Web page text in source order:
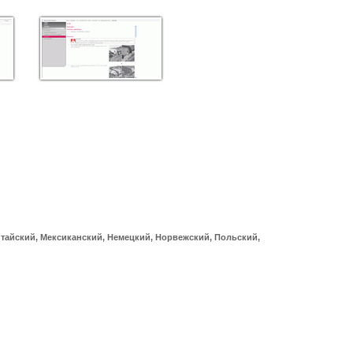
Мексиканский, Немецкий, Норвежский, Польский,